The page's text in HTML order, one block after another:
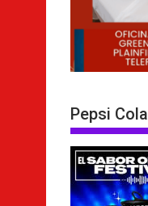
Pepsi Cola